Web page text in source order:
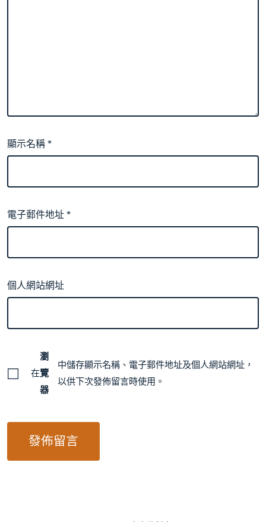
顯示名稱*
電子郵件地址*
個人網站網址
在
瀏
覽
器
中儲存顯示名稱、電子郵件地址及個人網站網址，
以供下次發佈留言時使用。